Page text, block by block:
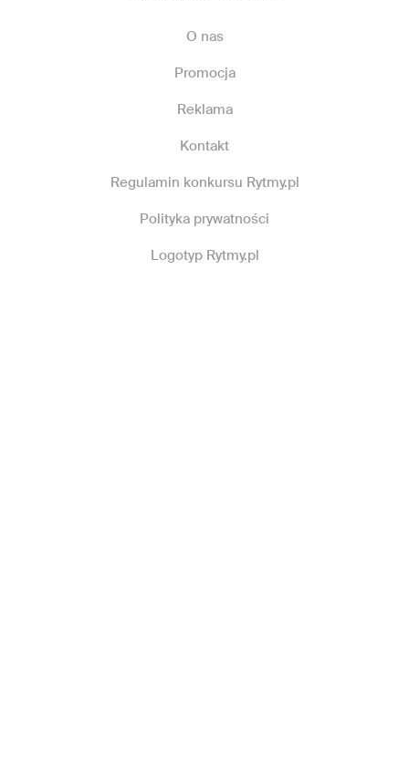
O nas
Promocja
Reklama
Kontakt
Regulamin konkursu Rytmy.pl
Polityka prywatności
Logotyp Rytmy.pl